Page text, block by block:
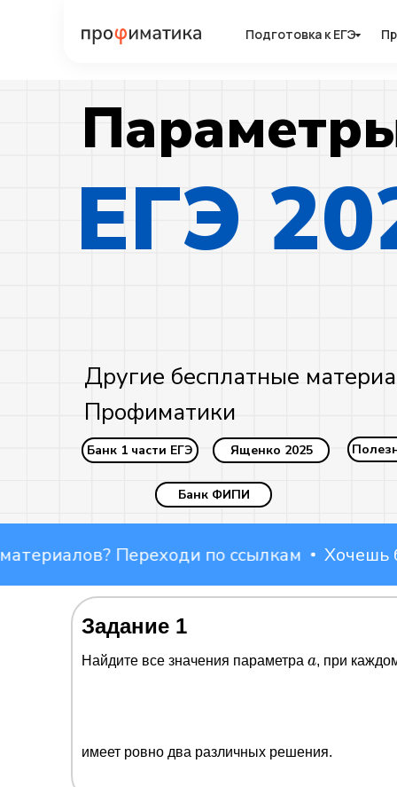
Подготовка к ЕГЭ
Подготовка к ЕГЭ
ЕГЭ
Другие бесплатные
Профиматики
Банк 1 части ЕГЭ Ященко 2025
Банк ФИПИ
Наши соцсети:
Переходи по ссылкам Хочешь
Задание 1
Найдите все значения параметра a
a, при
имеет ровно два различных решения.